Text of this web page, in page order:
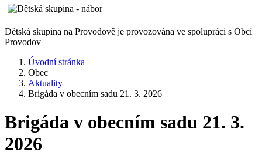
Dětská skupina na Provodově je provozována ve spolupráci s Obcí
Provodov
Úvodní stránka
Obec
Aktuality
Brigáda v obecním sadu 21. 3. 2026
Brigáda v obecním sadu 21. 3.
2026